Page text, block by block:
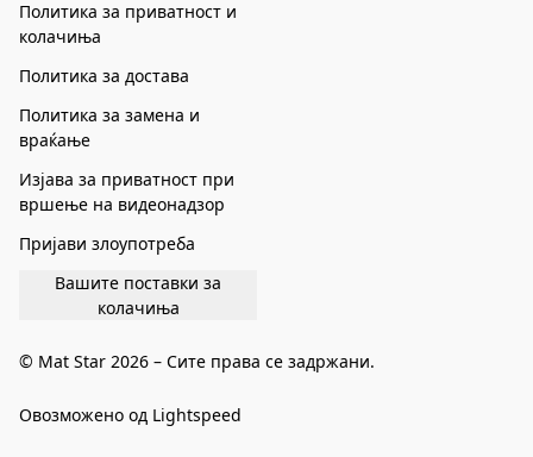
Политика за приватност и
колачиња
Политика за достава
Политика за замена и
враќање
Изјава за приватност при
вршење на видеонадзор
Пријави злоупотреба
Вашите поставки за
колачиња
© Mat Star 2026 – Сите права се задржани.
Овозможено од Lightspeed